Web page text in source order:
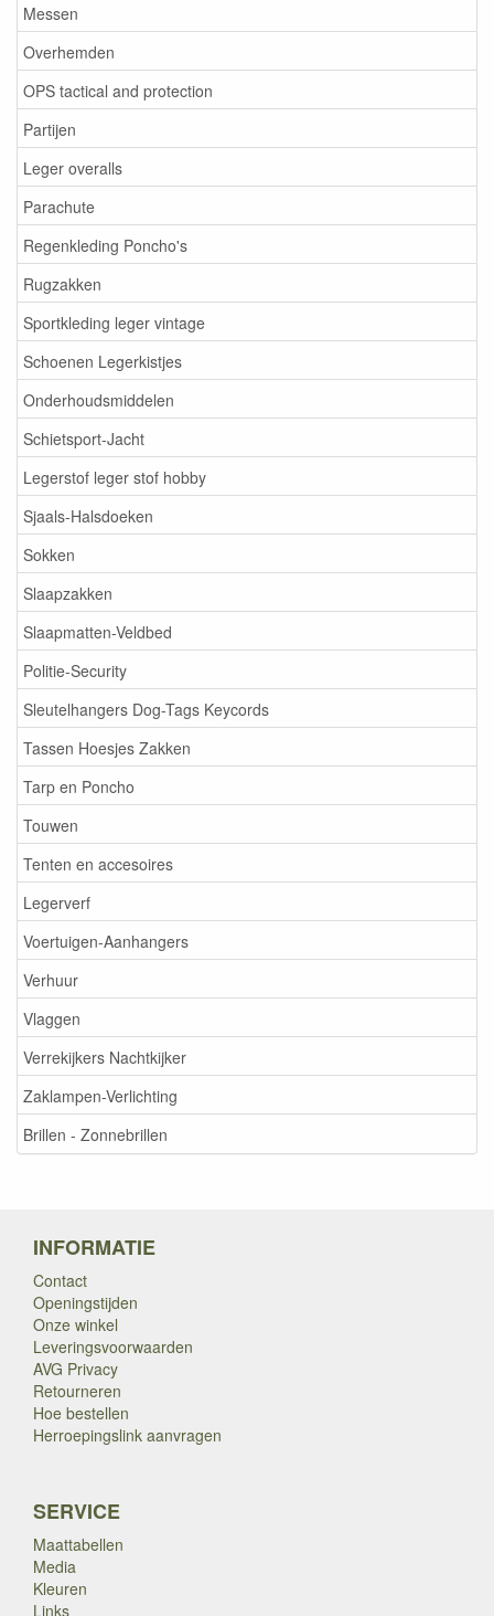
Messen
Overhemden
OPS tactical and protection
Partijen
Leger overalls
Parachute
Regenkleding Poncho's
Rugzakken
Sportkleding leger vintage
Schoenen Legerkistjes
Onderhoudsmiddelen
Schietsport-Jacht
Legerstof leger stof hobby
Sjaals-Halsdoeken
Sokken
Slaapzakken
Slaapmatten-Veldbed
Politie-Security
Sleutelhangers Dog-Tags Keycords
Tassen Hoesjes Zakken
Tarp en Poncho
Touwen
Tenten en accesoires
Legerverf
Voertuigen-Aanhangers
Verhuur
Vlaggen
Verrekijkers Nachtkijker
Zaklampen-Verlichting
Brillen - Zonnebrillen
INFORMATIE
Contact
Openingstijden
Onze winkel
Leveringsvoorwaarden
AVG Privacy
Retourneren
Hoe bestellen
Herroepingslink aanvragen
SERVICE
Maattabellen
Media
Kleuren
Links